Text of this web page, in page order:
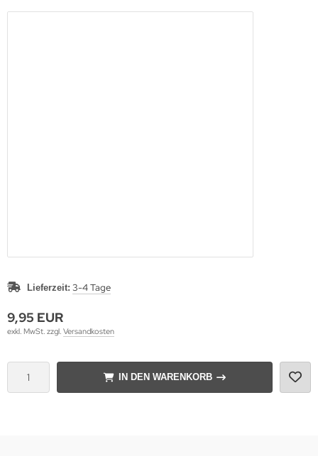
Lieferzeit: 3-4 Tage
9,95 EUR
exkl. MwSt. zzgl. Versandkosten
IN DEN WARENKORB